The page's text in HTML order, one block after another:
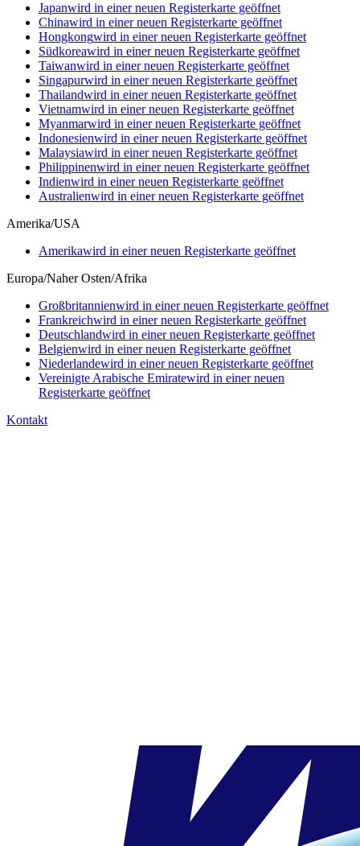
Japanwird in einer neuen Registerkarte geöffnet
Chinawird in einer neuen Registerkarte geöffnet
Hongkongwird in einer neuen Registerkarte geöffnet
Südkoreawird in einer neuen Registerkarte geöffnet
Taiwanwird in einer neuen Registerkarte geöffnet
Singapurwird in einer neuen Registerkarte geöffnet
Thailandwird in einer neuen Registerkarte geöffnet
Vietnamwird in einer neuen Registerkarte geöffnet
Myanmarwird in einer neuen Registerkarte geöffnet
Indonesienwird in einer neuen Registerkarte geöffnet
Malaysiawird in einer neuen Registerkarte geöffnet
Philippinenwird in einer neuen Registerkarte geöffnet
Indienwird in einer neuen Registerkarte geöffnet
Australienwird in einer neuen Registerkarte geöffnet
Amerika/USA
Amerikawird in einer neuen Registerkarte geöffnet
Europa/Naher Osten/Afrika
Großbritannienwird in einer neuen Registerkarte geöffnet
Frankreichwird in einer neuen Registerkarte geöffnet
Deutschlandwird in einer neuen Registerkarte geöffnet
Belgienwird in einer neuen Registerkarte geöffnet
Niederlandewird in einer neuen Registerkarte geöffnet
Vereinigte Arabische Emiratewird in einer neuen
Registerkarte geöffnet
Kontakt